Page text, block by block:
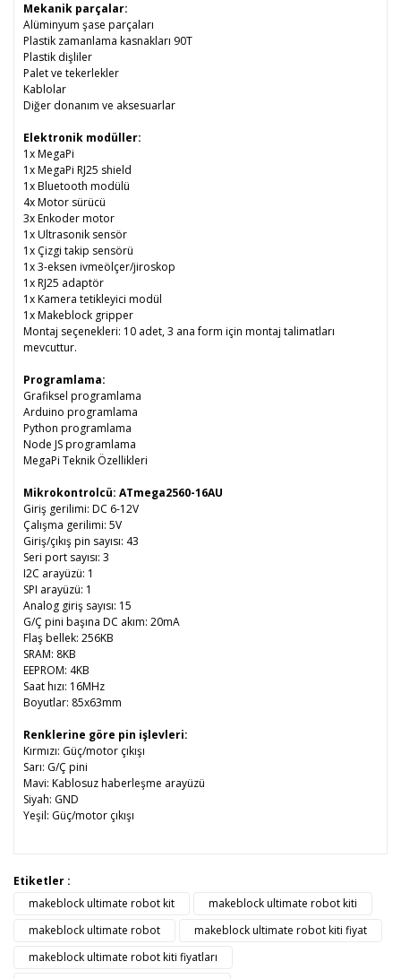
Mekanik parçalar:
Alüminyum şase parçaları
Plastik zamanlama kasnakları 90T
Plastik dişliler
Palet ve tekerlekler
Kablolar
Diğer donanım ve aksesuarlar
Elektronik modüller:
1x MegaPi
1x MegaPi RJ25 shield
1x Bluetooth modülü
4x Motor sürücü
3x Enkoder motor
1x Ultrasonik sensör
1x Çizgi takip sensörü
1x 3-eksen ivmeölçer/jiroskop
1x RJ25 adaptör
1x Kamera tetikleyici modül
1x Makeblock gripper
Montaj seçenekleri: 10 adet, 3 ana form için montaj talimatları
mevcuttur.
Programlama:
Grafiksel programlama
Arduino programlama
Python programlama
Node JS programlama
MegaPi Teknik Özellikleri
Mikrokontrolcü: ATmega2560-16AU
Giriş gerilimi: DC 6-12V
Çalışma gerilimi: 5V
Giriş/çıkış pin sayısı: 43
Seri port sayısı: 3
I2C arayüzü: 1
SPI arayüzü: 1
Analog giriş sayısı: 15
G/Ç pini başına DC akım: 20mA
Flaş bellek: 256KB
SRAM: 8KB
EEPROM: 4KB
Saat hızı: 16MHz
Boyutlar: 85x63mm
Renklerine göre pin işlevleri:
Kırmızı: Güç/motor çıkışı
Sarı: G/Ç pini
Mavi: Kablosuz haberleşme arayüzü
Siyah: GND
Yeşil: Güç/motor çıkışı
Bu ürüne ilk yorumu siz yapın!
Yorum Yaz
Bu ürünün fiyat bilgisi, resim, ürün açıklamalarında ve diğer
konularda yetersiz gördüğünüz noktaları öneri formunu
kullanarak tarafımıza iletebilirsiniz.
Görüş ve önerileriniz için teşekkür ederiz.
Etiketler :
makeblock ultimate robot kit
makeblock ultimate robot kiti
makeblock ultimate robot
makeblock ultimate robot kiti fiyat
makeblock ultimate robot kiti fiyatları